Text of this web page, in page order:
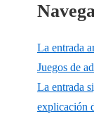
La entrada
Juegos de
La entrada
explicación